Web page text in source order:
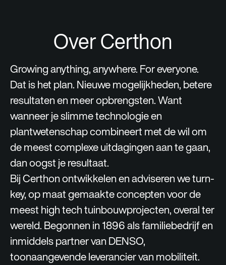
Over Certhon
Growing anything, anywhere. For everyone.
Dat is het plan. Nieuwe mogelijkheden, betere
resultaten en meer opbrengsten. Want
wanneer je slimme technologie en
plantwetenschap combineert met de wil om
de meest complexe uitdagingen aan te gaan,
dan oogst je resultaat.
Bij Certhon ontwikkelen en adviseren we turn-
key, op maat gemaakte concepten voor de
meest high tech tuinbouwprojecten, overal ter
wereld. Begonnen in 1896 als familiebedrijf en
inmiddels partner van DENSO,
toonaangevende leverancier van mobiliteit.